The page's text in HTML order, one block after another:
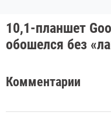
10,1-планшет
обошелся без
Комментарии